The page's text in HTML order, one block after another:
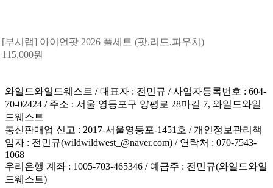
[부시랩] 아이언팟 2026 풀세트 (팟,리드,파우치)
115,000원
와일드와일드웨스트 / 대표자 : 전민규 / 사업자등록번호 : 604-
70-02424 / 주소 : 서울 영등포구 양평로 28마길 7, 와일드와일
드웨스트
통신판매업 신고 : 2017-서울영등포-1451호 / 개인정보관리책
임자 : 전민규(wildwildwest_@naver.com) / 연락처 : 070-7543-
1068
우리은행 계좌 : 1005-703-465346 / 예금주 : 전민규(와일드와일
드웨스트)